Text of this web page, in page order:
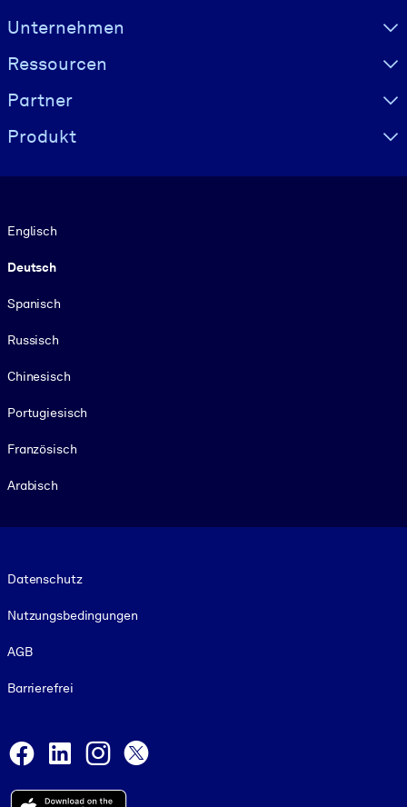
Visually hidden Text
Unternehmen
Ressourcen
Partner
Produkt
Englisch
Deutsch
Spanisch
Russisch
Chinesisch
Portugiesisch
Französisch
Arabisch
Datenschutz
Nutzungsbedingungen
AGB
Barrierefrei
Facebook
LinkedInInstagram